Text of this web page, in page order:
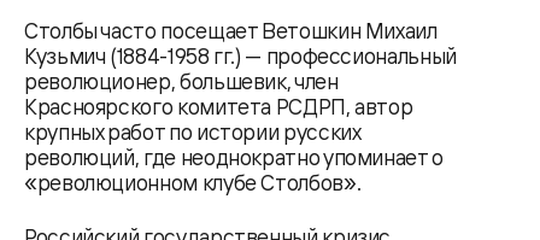
Столбы часто посещает Ветошкин Михаил
Кузьмич (1884-1958 гг.) — профессиональный
революционер, большевик, член
Красноярского комитета РСДРП, автор
крупных работ по истории русских
революций, где неоднократно упоминает о
«революционном клубе Столбов».